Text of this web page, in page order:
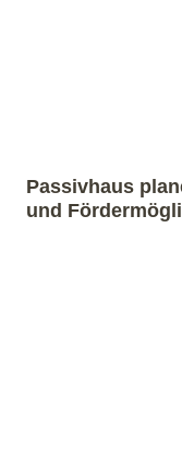
Passivhaus
und